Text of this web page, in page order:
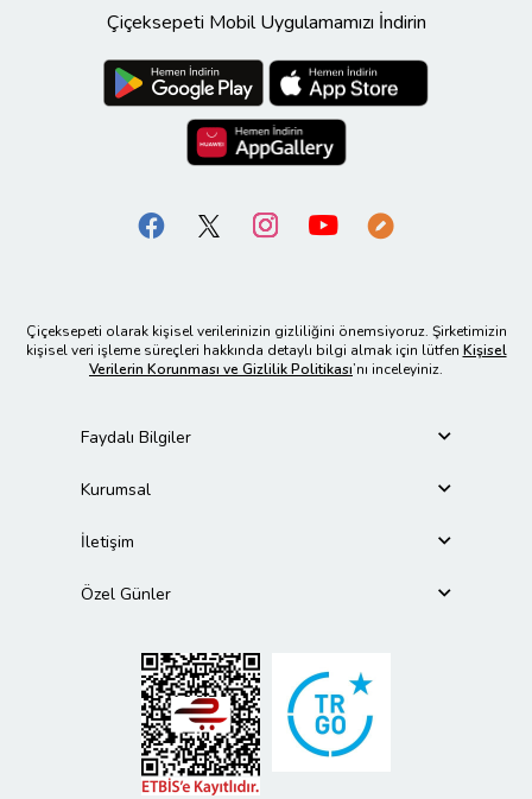
Çiçeksepeti Mobil Uygulamamızı İndirin
Çiçeksepeti olarak kişisel verilerinizin gizliliğini önemsiyoruz. Şirketimizin
kişisel veri işleme süreçleri hakkında detaylı bilgi almak için lütfen Kişisel
Verilerin Korunması ve Gizlilik Politikası’nı inceleyiniz.
Faydalı Bilgiler
Kurumsal
İletişim
Özel Günler